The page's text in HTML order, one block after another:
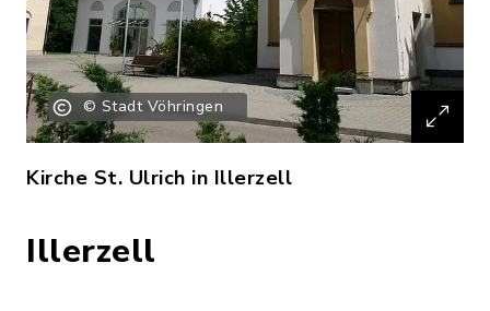
© Stadt Vöhringen
Kirche St. Ulrich in Illerzell
Illerzell